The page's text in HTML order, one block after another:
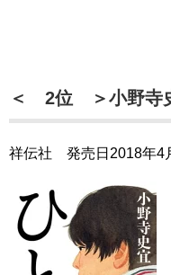
＜ 2位 ＞小野寺
祥伝社 発売日2018年4